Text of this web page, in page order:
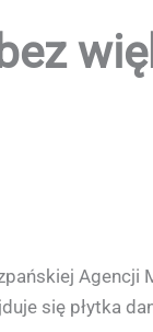
Agencji
się płytka